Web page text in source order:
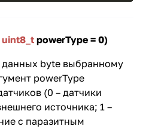
uint8_t powerType = 0)
byte выбранному
powerType
(0 – датчики
источника; 1 –
с паразитным